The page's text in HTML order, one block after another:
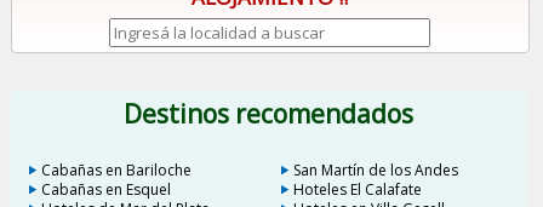
Destinos recomendados
Cabañas en Bariloche
San Martín de los Andes
Cabañas en Esquel
Hoteles El Calafate